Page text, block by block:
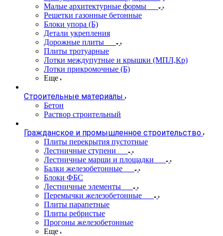
Малые архитектурные формы
Решетки газонные бетонные
Блоки упора (Б)
Детали укрепления
Дорожные плиты
Плиты тротуарные
Лотки междупутные и крышки (МПЛ,Кр)
Лотки прикромочные (Б)
Еще
Строительные материалы
Бетон
Раствор строительный
Гражданское и промышленное строительство
Плиты перекрытия пустотные
Лестничные ступени
Лестничные марши и площадки
Балки железобетонные
Блоки ФБС
Лестничные элементы
Перемычки железобетонные
Плиты парапетные
Плиты ребристые
Прогоны железобетонные
Еще